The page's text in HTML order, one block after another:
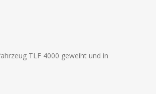
TLF 4000 geweiht und in